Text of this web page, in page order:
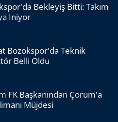
Bekleyiş Bitti: Takım
İniyor
Bozokspor'da Teknik
Belli Oldu
FK Başkanından Çorum'a
Müjdesi